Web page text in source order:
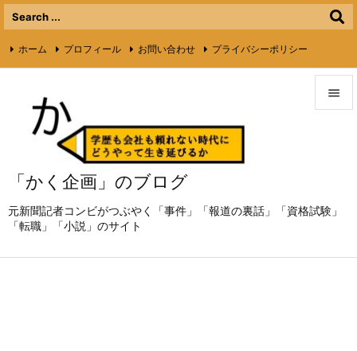
「かく企画」のブログ
元新聞記者コンビがつぶやく「事件」「報道の裏話」「資格試験」
「転職」「小説」のサイト


ホーム プロフィール お問い合わせ プライバシーポリシー